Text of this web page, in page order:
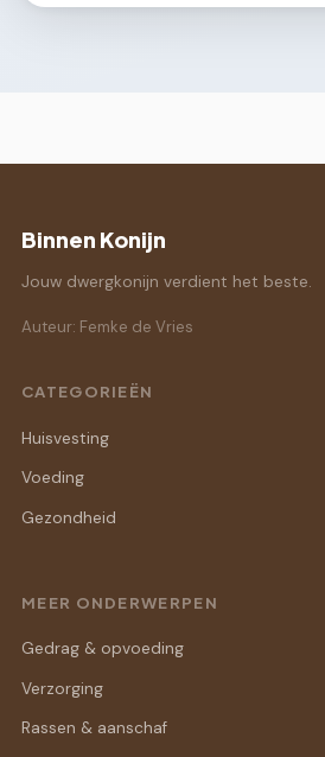
Binnen Konijn
Jouw dwergkonijn verdient het beste.
Auteur: Femke de Vries
CATEGORIEËN
Huisvesting
Voeding
Gezondheid
MEER ONDERWERPEN
Gedrag & opvoeding
Verzorging
Rassen & aanschaf